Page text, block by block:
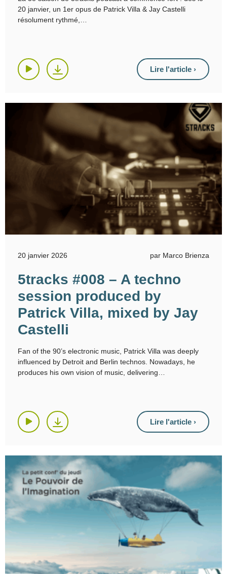
20 janvier, un 1er opus de Patrick Villa & Jay Castelli
résolument rythmé,
Lire l'article ›
20 janvier 2026 par Marco Brienza
5tracks #008 – A techno
session produced by
Patrick Villa, mixed by Jay
Castelli
Fan of the 90’s electronic music, Patrick Villa was deeply
influenced by Detroit and Berlin technos. Nowadays, he
produces his own vision of music, delivering
Lire l'article ›